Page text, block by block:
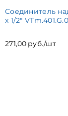
Соединитель
х 1/2"
271,00 руб./шт